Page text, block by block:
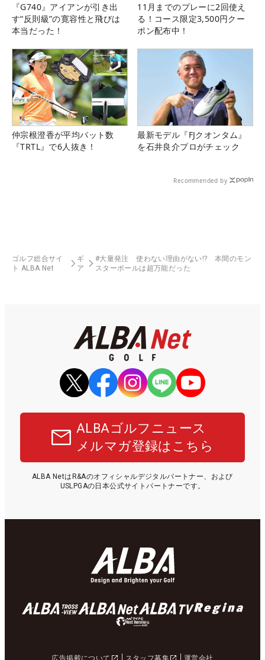
『G740』アイアンが引き出
す“反則級”の寛容性と飛びは
本当だった！
11月までのプレーに2回使え
る！コース限定3,500円クー
ポン配布中！
仲宗根澄香が平均パット数
『TRTL』で6人抜き！
最新モデル『FJクオンタム』
を石井良介プロがチェック
Recommended by
ゴルフ総合サイ
ト ALBA Net
ギ
ア
#大量発注 使わない理由がない!? 本間のモン
スターボールは超万能だった
ALBAゴルフニュース
メルマガ登録はこちら
ALBA NetはR&Aのオフィシャルデジタルパートナー、および
USLPGAの日本公式サイトパートナーです。
広告掲載について スタッフ募集 運営会社